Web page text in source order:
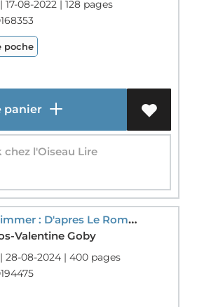
17-08-2022 | 128 pages
poche
panier
chez l'Oiseau Lire
Kinderzimmer : D'apres Le Roman De Valentine Goby
Valentine Goby
28-08-2024 | 400 pages